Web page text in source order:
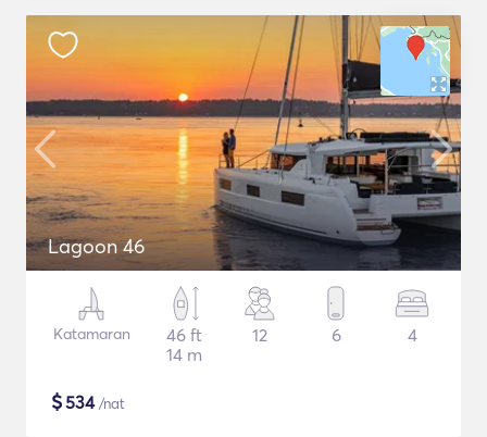
Lagoon 46
Katamaran
46 ft
14 m
12 6 4
$534/nat